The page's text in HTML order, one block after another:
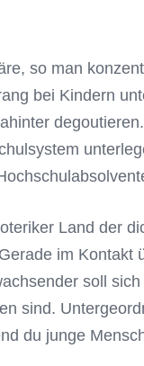
so man
bei Kindern
Land der
im
soll
sind.
du junge